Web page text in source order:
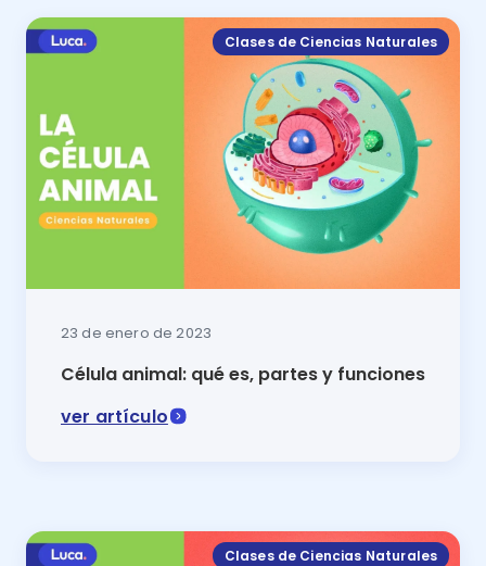
Clases de Ciencias Naturales
23 de enero de 2023
Célula animal: qué es, partes y funciones
ver artículo
Clases de Ciencias Naturales